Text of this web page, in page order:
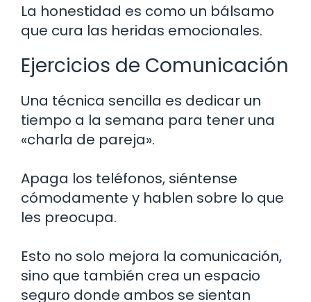
La honestidad es como un bálsamo
que cura las heridas emocionales.
Ejercicios de Comunicación
Una técnica sencilla es dedicar un
tiempo a la semana para tener una
«charla de pareja».
Apaga los teléfonos, siéntense
cómodamente y hablen sobre lo que
les preocupa.
Esto no solo mejora la comunicación,
sino que también crea un espacio
seguro donde ambos se sientan